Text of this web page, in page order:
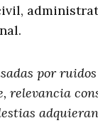
por
relevancia